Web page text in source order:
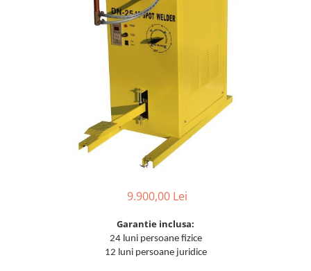
Sarma sudura MIG/MAG
Electrozi sudura MMA
Baghete si Electrozi sudura
Pistolete sudura MIG/MAG
9.900,00 Lei
Garantie inclusa:
24 luni persoane fizice
12 luni persoane juridice